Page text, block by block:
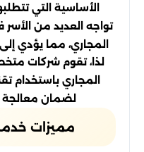
الأساسية التي
تواجه العديد من
المجاري، مما يؤدي
لذا، تقوم شركات
المجاري باستخدام
لضمان
مميزات